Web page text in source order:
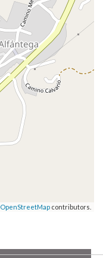
OpenStreetMap contributors.